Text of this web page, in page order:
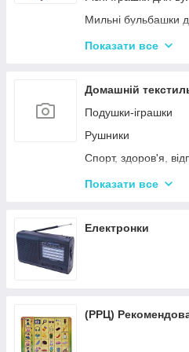
Мильні бульбашки
Гойдалки для дітей
Гірки для дитячого
Зимові іграшки для
Повітряні змії
Показати все
Домашній
Подушки-іграшки
Рушники
Спорт, здоров'я,
Краса та здоров'я
Автотовары
Показати все
Електронки
(РРЦ)